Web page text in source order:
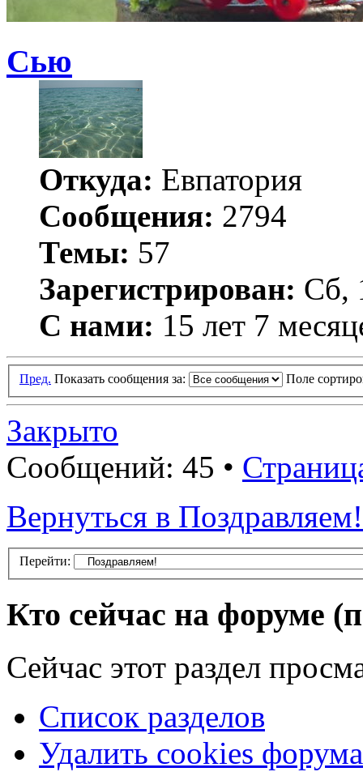
Сью
Откуда: Евпатория
Сообщения: 2794
Темы: 57
Зарегистрирован: Сб,
С нами: 15 лет 7
Пред. Показать сообщения за: Поле
Закрыто
Сообщений: 45 •
Вернуться в Поздравляем!
Перейти:
Кто сейчас на форуме
Сейчас этот раздел
Список разделов
Удалить cookies форума